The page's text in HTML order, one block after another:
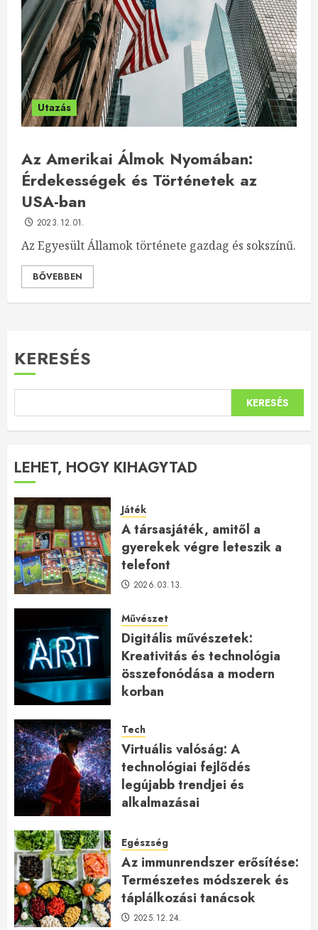
Utazás
Az Amerikai Álmok Nyomában:
Érdekességek és Történetek az
USA-ban
2023.12.01.
Az Egyesült Államok története gazdag és sokszínű.
BŐVEBBEN
KERESÉS
KERESÉS
LEHET, HOGY KIHAGYTAD
Játék
A társasjáték, amitől a
gyerekek végre leteszik a
telefont
2026.03.13.
Művészet
Digitális művészetek:
Kreativitás és technológia
összefonódása a modern
korban
Tech
Virtuális valóság: A
technológiai fejlődés
legújabb trendjei és
alkalmazásai
Egészség
Az immunrendszer erősítése:
Természetes módszerek és
táplálkozási tanácsok
2025.12.24.